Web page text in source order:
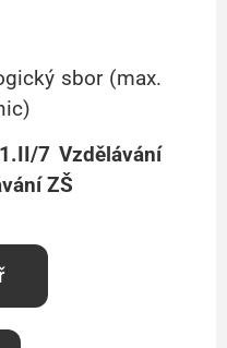
sbor (max.
7 Vzdělávání
ZŠ